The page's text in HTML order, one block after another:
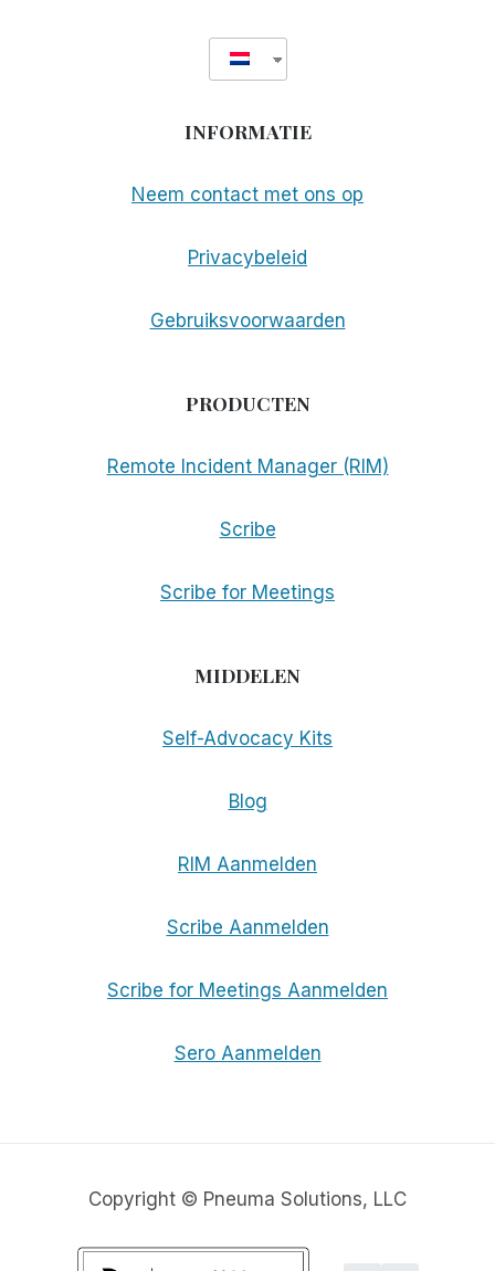
VERBETEREN
INFORMATIE
Neem contact met ons op
Privacybeleid
Gebruiksvoorwaarden
PRODUCTEN
Remote Incident Manager (RIM)
Scribe
Scribe for Meetings
MIDDELEN
Self-Advocacy Kits
Blog
RIM Aanmelden
Scribe Aanmelden
Scribe for Meetings Aanmelden
Sero Aanmelden
Copyright © Pneuma Solutions, LLC